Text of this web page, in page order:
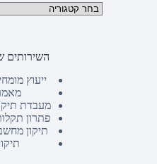
השירותים
ייעוץ
מעבדת
פתרון
תיקון